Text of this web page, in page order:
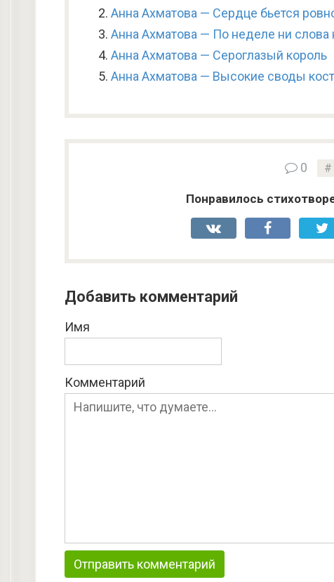
Анна Ахматова — Сердце бьется
Анна Ахматова — По неделе ни слова
Анна Ахматова — Сероглазый король
Анна Ахматова — Высокие своды
0
Понравилось
Добавить комментарий
Имя
Комментарий